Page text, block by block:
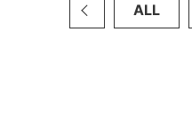
ALL